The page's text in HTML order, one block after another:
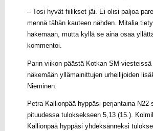
– Tosi hyvät fiilikset jäi. Ei olisi paljoa
mennä tähän kauteen nähden. Mitalia
hakemaan, mutta kyllä se aina osaa
kommentoi.
Parin viikon päästä Kotkan SM-viesteissä
näkemään yllämainittujen urheilijoiden
Nieminen.
Petra Kallionpää hyppäsi perjantaina N22-
pituudessa tuloksekseen 5,13 (15.).
Kallionpää hyppäsi yhdeksänneksi